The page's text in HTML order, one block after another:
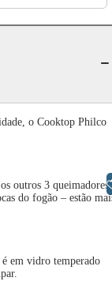
o Cooktop Philco
outros 3 queimadores
do fogão – estão
em vidro temperado
Libras